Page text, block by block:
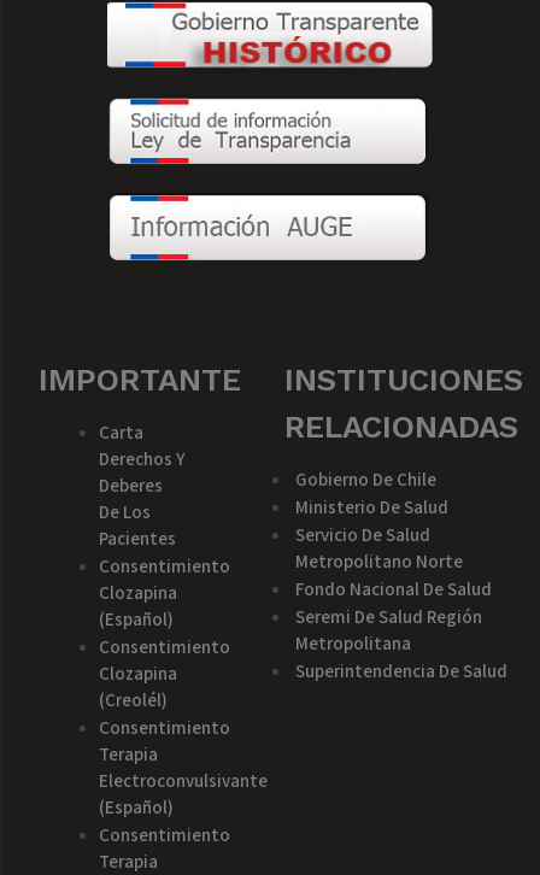
IMPORTANTE
Carta
Derechos Y
Deberes
De Los
Pacientes
Consentimiento
Clozapina
(español)
Consentimiento
Clozapina
(creolél)
Consentimiento
Terapia
Electroconvulsivante
(español)
Consentimiento
Terapia
INSTITUCIONES
RELACIONADAS
Gobierno De Chile
Ministerio De Salud
Servicio De Salud
Metropolitano Norte
Fondo Nacional De Salud
Seremi De Salud Región
Metropolitana
Superintendencia De Salud